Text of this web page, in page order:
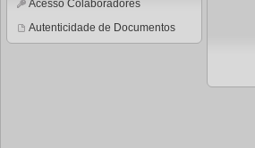
Acesso Colaboradores
Autenticidade de Documentos